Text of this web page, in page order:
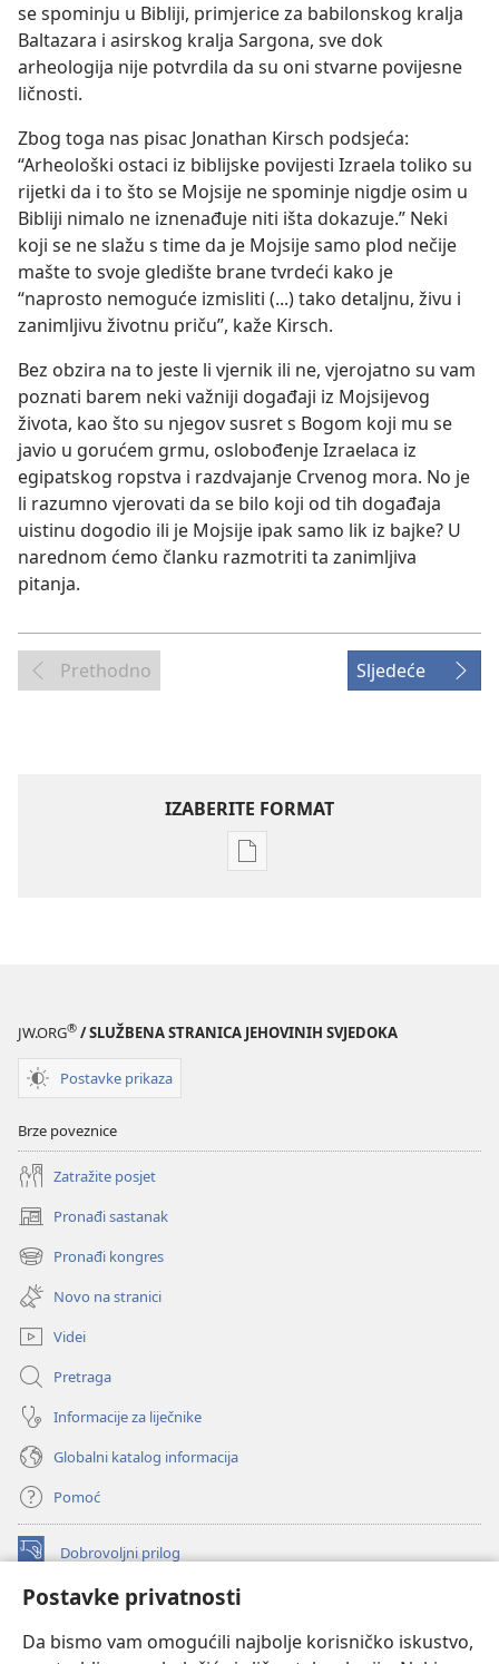
Postavke privatnosti
Da bismo vam omogućili najbolje korisničko iskustvo,
se spominju u Bibliji, primjerice za babilonskog kralja
Baltazara i asirskog kralja Sargona, sve dok
arheologija nije potvrdila da su oni stvarne povijesne
ličnosti.
Zbog toga nas pisac Jonathan Kirsch podsjeća:
“Arheološki ostaci iz biblijske povijesti Izraela toliko su
rijetki da i to što se Mojsije ne spominje nigdje osim u
Bibliji nimalo ne iznenađuje niti išta dokazuje.” Neki
koji se ne slažu s time da je Mojsije samo plod nečije
mašte to svoje gledište brane tvrdeći kako je
“naprosto nemoguće izmisliti (...) tako detaljnu, živu i
zanimljivu životnu priču”, kaže Kirsch.
Bez obzira na to jeste li vjernik ili ne, vjerojatno su vam
poznati barem neki važniji događaji iz Mojsijevog
života, kao što su njegov susret s Bogom koji mu se
javio u gorućem grmu, oslobođenje Izraelaca iz
egipatskog ropstva i razdvajanje Crvenog mora. No je
li razumno vjerovati da se bilo koji od tih događaja
uistinu dogodio ili je Mojsije ipak samo lik iz bajke? U
narednom ćemo članku razmotriti ta zanimljiva
pitanja.
Prethodno Sljedeće
IZABERITE FORMAT
Postavke
8. travnja
JW.ORG® / SLUŽBENA STRANICA JEHOVINIH SVJEDOKA
Postavke prikaza
Brze poveznice
Zatražite posjet
Pronađi sastanak
(otvara
se
novi
prozor)
Pronađi kongres
(otvara
se
novi
prozor)
Novo na stranici
Videi
Pretraga
Informacije za liječnike
Globalni katalog informacija
Pomoć
Dobrovoljni prilog
(otvara
novi
INTERNETSKA BIBLIOTEKA Watchtower
se